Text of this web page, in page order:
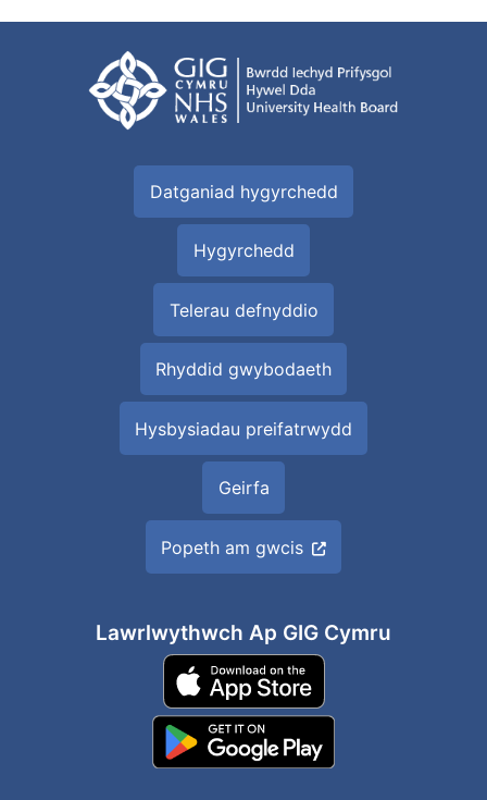
Datganiad hygyrchedd
Hygyrchedd
Telerau defnyddio
Rhyddid gwybodaeth
Hysbysiadau preifatrwydd
Geirfa
Popeth am gwcis
Lawrlwythwch Ap GIG Cymru